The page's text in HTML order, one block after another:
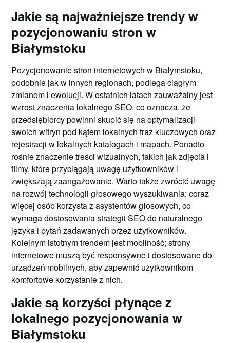
Jakie są najważniejsze trendy w
pozycjonowaniu stron w
Białymstoku
Pozycjonowanie stron internetowych w Białymstoku,
podobnie jak w innych regionach, podlega ciągłym
zmianom i ewolucji. W ostatnich latach zauważalny jest
wzrost znaczenia lokalnego SEO, co oznacza, że
przedsiębiorcy powinni skupić się na optymalizacji
swoich witryn pod kątem lokalnych fraz kluczowych oraz
rejestracji w lokalnych katalogach i mapach. Ponadto
rośnie znaczenie treści wizualnych, takich jak zdjęcia i
filmy, które przyciągają uwagę użytkowników i
zwiększają zaangażowanie. Warto także zwrócić uwagę
na rozwój technologii głosowego wyszukiwania; coraz
więcej osób korzysta z asystentów głosowych, co
wymaga dostosowania strategii SEO do naturalnego
języka i pytań zadawanych przez użytkowników.
Kolejnym istotnym trendem jest mobilność; strony
internetowe muszą być responsywne i dostosowane do
urządzeń mobilnych, aby zapewnić użytkownikom
komfortowe korzystanie z nich.
Jakie są korzyści płynące z
lokalnego pozycjonowania w
Białymstoku